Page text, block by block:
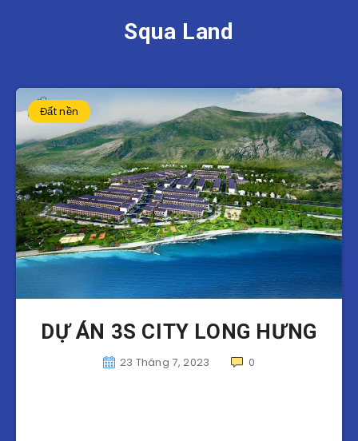
Squa Land
Đất nền
DỰ ÁN 3S CITY LONG HƯNG
23 Tháng 7, 2023 0